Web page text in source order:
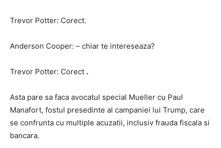
Trevor Potter: Corect.
Anderson Cooper: – chiar te intereseaza?
Trevor Potter: Corect .
Asta pare sa faca avocatul special Mueller cu Paul
Manafort, fostul presedinte al campaniei lui Trump, care
se confrunta cu multiple acuzatii, inclusiv frauda fiscala si
bancara.